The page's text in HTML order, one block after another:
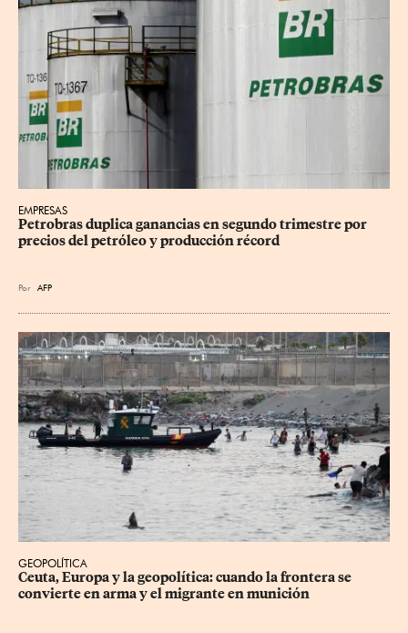
EMPRESAS
Petrobras duplica ganancias en segundo trimestre por
precios del petróleo y producción récord
Por AFP
GEOPOLÍTICA
Ceuta, Europa y la geopolítica: cuando la frontera se
convierte en arma y el migrante en munición